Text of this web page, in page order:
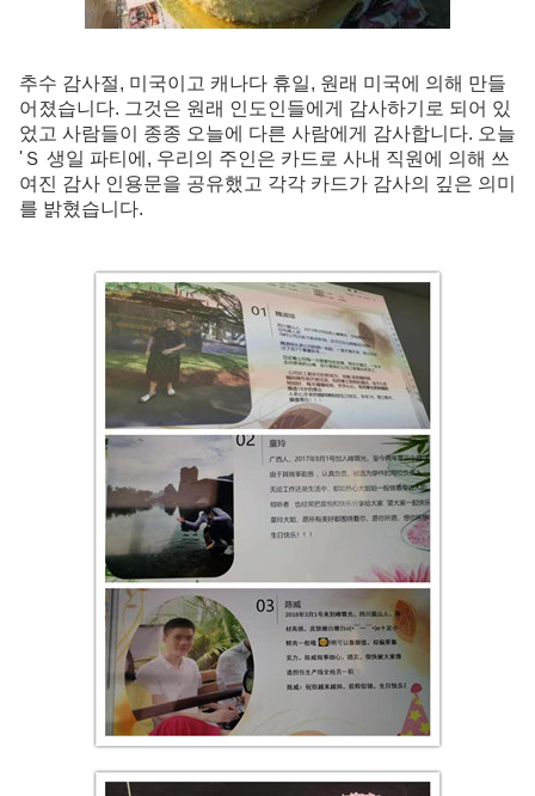
추수 감사절, 미국이고 캐나다 휴일, 원래 미국에 의해 만들
어졌습니다. 그것은 원래 인도인들에게 감사하기로 되어 있
었고 사람들이 종종 오늘에 다른 사람에게 감사합니다. 오늘
'Ｓ 생일 파티에, 우리의 주인은 카드로 사내 직원에 의해 쓰
여진 감사 인용문을 공유했고 각각 카드가 감사의 깊은 의미
를 밝혔습니다.